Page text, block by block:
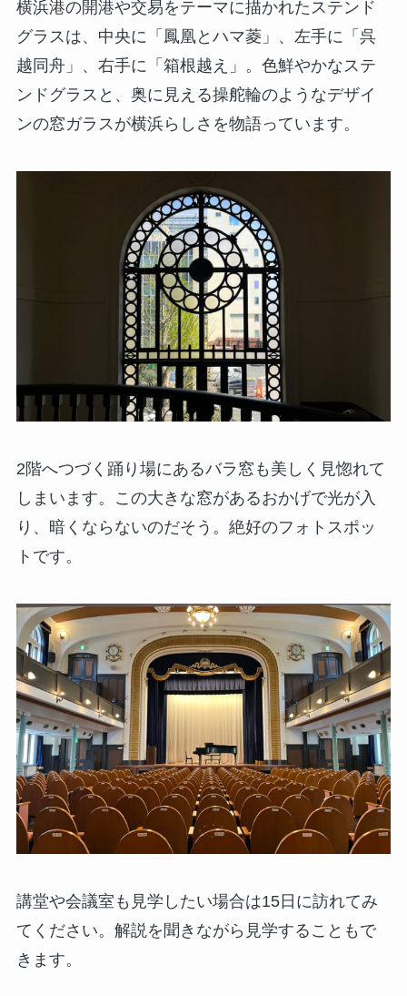
横浜港の開港や交易をテーマに描かれたステンド
グラスは、中央に「鳳凰とハマ菱」、左手に「呉
越同舟」、右手に「箱根越え」。色鮮やかなステ
ンドグラスと、奥に見える操舵輪のようなデザイ
ンの窓ガラスが横浜らしさを物語っています。
2階へつづく踊り場にあるバラ窓も美しく見惚れて
しまいます。この大きな窓があるおかげで光が入
り、暗くならないのだそう。絶好のフォトスポッ
トです。
講堂や会議室も見学したい場合は15日に訪れてみ
てください。解説を聞きながら見学することもで
きます。